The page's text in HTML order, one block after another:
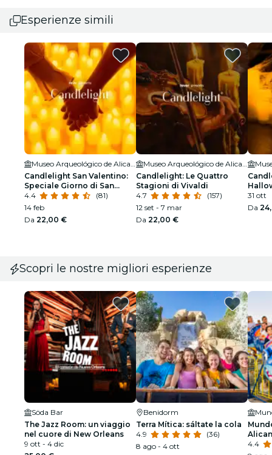
Esperienze simili
Museo Arqueológico de Alicante MARQ
Candlelight San Valentino:
Speciale Giorno di San
Valentino
4.4
(81)
14 feb
Da 22,00 €
Museo Arqueológico de Alicante MARQ
Candlelight: Le Quattro
Stagioni di Vivaldi
4.7
(157)
12 set - 7 mar
Da 22,00 €
31 ott
Da
Scopri le nostre migliori esperienze
Söda Bar
The Jazz Room: un viaggio
nel cuore di New Orleans
9 ott - 4 dic
Benidorm
Terra Mítica: sáltate la cola
4.9
(36)
8 ago - 4 ott
4.4